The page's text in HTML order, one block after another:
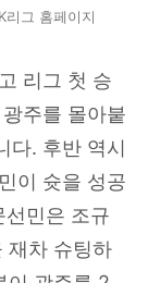
그 홈페이지
리그 첫 승
주를 몰아붙
다. 후반 역시
이 슛을 성공
민은 조규
재차 슈팅하